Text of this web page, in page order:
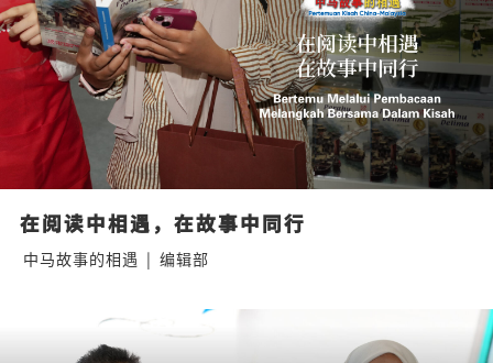
在阅读中相遇，在故事中同行
中马故事的相遇 | 编辑部